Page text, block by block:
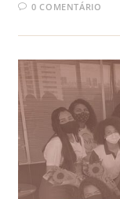
0 COMENTÁRIO